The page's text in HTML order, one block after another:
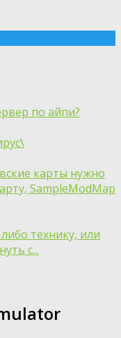
по айпи?
карты нужно
SampleModMap
технику, или
с...